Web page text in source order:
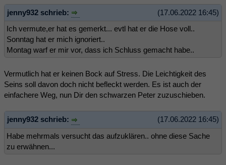
(17.06.2022 16:45)
jenny932 schrieb:
Ich vermute,er hat es gemerkt... evtl hat er die Hose voll..
Sonntag hat er mich ignoriert..
Montag warf er mir vor, dass ich Schluss gemacht habe..
Vermutlich hat er keinen Bock auf Stress. Die Leichtigkeit des
Seins soll davon doch nicht befleckt werden. Es ist auch der
einfachere Weg, nun Dir den schwarzen Peter zuzuschieben.
(17.06.2022 16:45)
jenny932 schrieb:
Habe mehrmals versucht das aufzuklären.. ohne diese Sache
zu erwähnen...